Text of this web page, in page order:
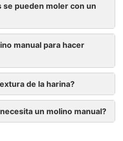
se pueden moler con un
manual para hacer
de la harina?
un molino manual?